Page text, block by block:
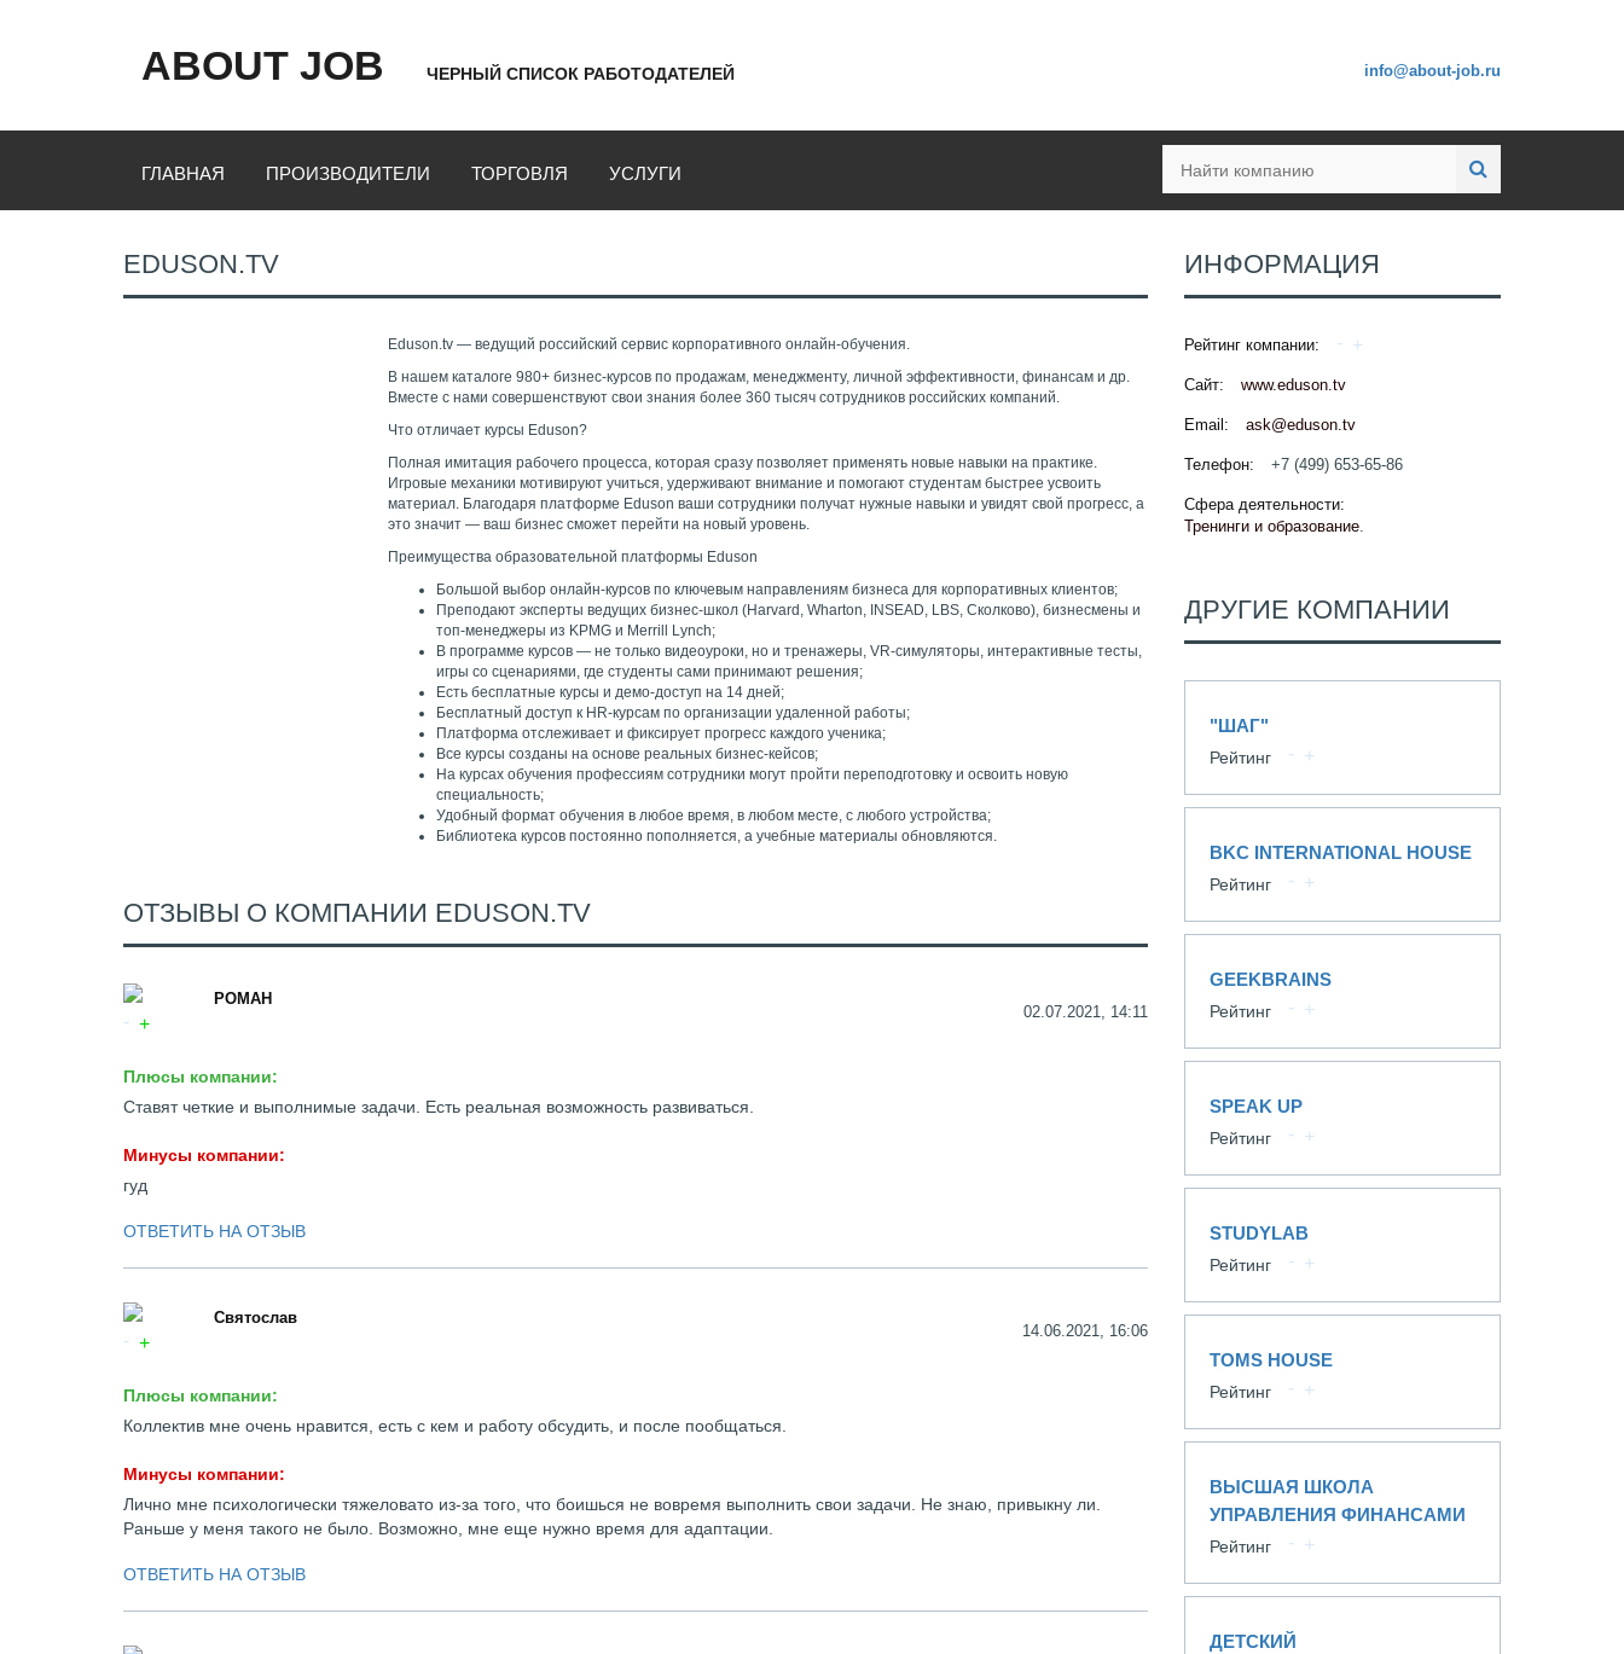
ABOUT JOB ЧЕРНЫЙ СПИСОК РАБОТОДАТЕЛЕЙ info@about-job.ru
ГЛАВНАЯ ПРОИЗВОДИТЕЛИ ТОРГОВЛЯ УСЛУГИ
EDUSON.TV
Eduson.tv — ведущий российский сервис корпоративного онлайн-обучения.
В нашем каталоге 980+ бизнес-курсов по продажам, менеджменту, личной эффективности, финансам и др.
Вместе с нами совершенствуют свои знания более 360 тысяч сотрудников российских компаний.
Что отличает курсы Eduson?
Полная имитация рабочего процесса, которая сразу позволяет применять новые навыки на практике.
Игровые механики мотивируют учиться, удерживают внимание и помогают студентам быстрее усвоить
материал. Благодаря платформе Eduson ваши сотрудники получат нужные навыки и увидят свой прогресс, а
это значит — ваш бизнес сможет перейти на новый уровень.
Преимущества образовательной платформы Eduson
Большой выбор онлайн-курсов по ключевым направлениям бизнеса для корпоративных клиентов;
Преподают эксперты ведущих бизнес-школ (Harvard, Wharton, INSEAD, LBS, Сколково), бизнесмены и
топ-менеджеры из KPMG и Merrill Lynch;
В программе курсов — не только видеоуроки, но и тренажеры, VR-симуляторы, интерактивные тесты,
игры со сценариями, где студенты сами принимают решения;
Есть бесплатные курсы и демо-доступ на 14 дней;
Бесплатный доступ к HR-курсам по организации удаленной работы;
Платформа отслеживает и фиксирует прогресс каждого ученика;
Все курсы созданы на основе реальных бизнес-кейсов;
На курсах обучения профессиям сотрудники могут пройти переподготовку и освоить новую
специальность;
Удобный формат обучения в любое время, в любом месте, с любого устройства;
Библиотека курсов постоянно пополняется, а учебные материалы обновляются.
ОТЗЫВЫ О КОМПАНИИ EDUSON.TV
РОМАН
02.07.2021, 14:11
Плюсы компании:
Ставят четкие и выполнимые задачи. Есть реальная возможность развиваться.
Минусы компании:
гуд
ОТВЕТИТЬ НА ОТЗЫВ
Святослав
14.06.2021, 16:06
Плюсы компании:
Коллектив мне очень нравится, есть с кем и работу обсудить, и после пообщаться.
Минусы компании:
Лично мне психологически тяжеловато из-за того, что боишься не вовремя выполнить свои задачи. Не знаю, привыкну ли.
Раньше у меня такого не было. Возможно, мне еще нужно время для адаптации.
ОТВЕТИТЬ НА ОТЗЫВ
ИНФОРМАЦИЯ
Рейтинг компании:
Сайт: www.eduson.tv
Email: ask@eduson.tv
Телефон: +7 (499) 653-65-86
Сфера деятельности:
Тренинги и образование.
ДРУГИЕ КОМПАНИИ
"ШАГ"
Рейтинг
BKC INTERNATIONAL HOUSE
Рейтинг
GEEKBRAINS
Рейтинг
SPEAK UP
Рейтинг
STUDYLAB
Рейтинг
TOMS HOUSE
Рейтинг
ВЫСШАЯ ШКОЛА
УПРАВЛЕНИЯ ФИНАНСАМИ
Рейтинг
ДЕТСКИЙ